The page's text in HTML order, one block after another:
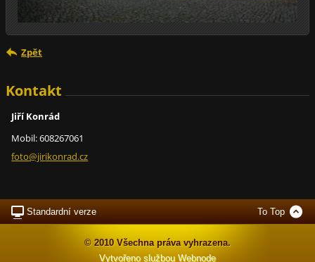
Zpět
Kontakt
Jiří Konrád
Mobil: 608267061
foto@jirikonrad.cz
Standardní verze To Top
© 2010 Všechna práva vyhrazena.
Vytvořeno službou Webnode